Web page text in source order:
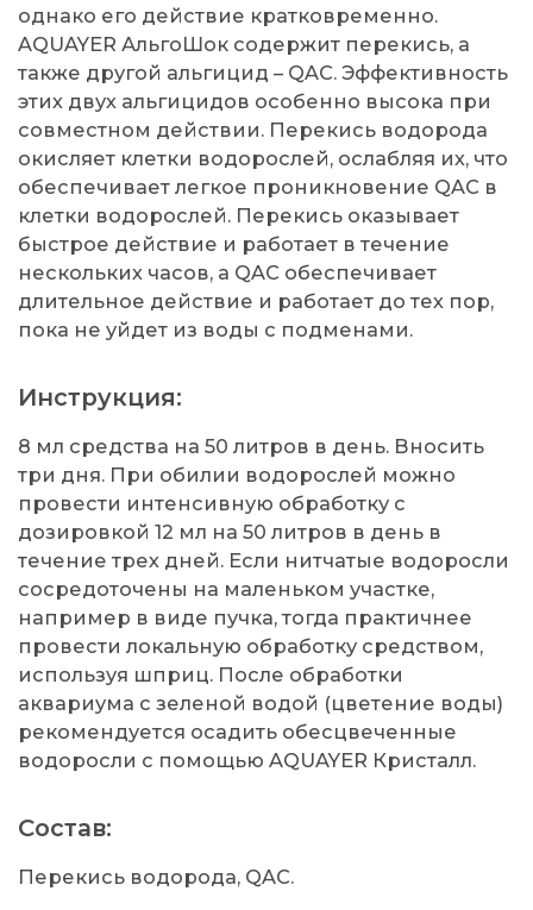
однако его действие кратковременно.
AQUAYER АльгоШок содержит перекись, а
также другой альгицид – QAC. Эффективность
этих двух альгицидов особенно высока при
совместном действии. Перекись водорода
окисляет клетки водорослей, ослабляя их, что
обеспечивает легкое проникновение QAC в
клетки водорослей. Перекись оказывает
быстрое действие и работает в течение
нескольких часов, а QAC обеспечивает
длительное действие и работает до тех пор,
пока не уйдет из воды с подменами.
Инструкция:
8 мл средства на 50 литров в день. Вносить
три дня. При обилии водорослей можно
провести интенсивную обработку с
дозировкой 12 мл на 50 литров в день в
течение трех дней. Если нитчатые водоросли
сосредоточены на маленьком участке,
например в виде пучка, тогда практичнее
провести локальную обработку средством,
используя шприц. После обработки
аквариума с зеленой водой (цветение воды)
рекомендуется осадить обесцвеченные
водоросли с помощью AQUAYER Кристалл.
Состав:
Перекись водорода, QAC.